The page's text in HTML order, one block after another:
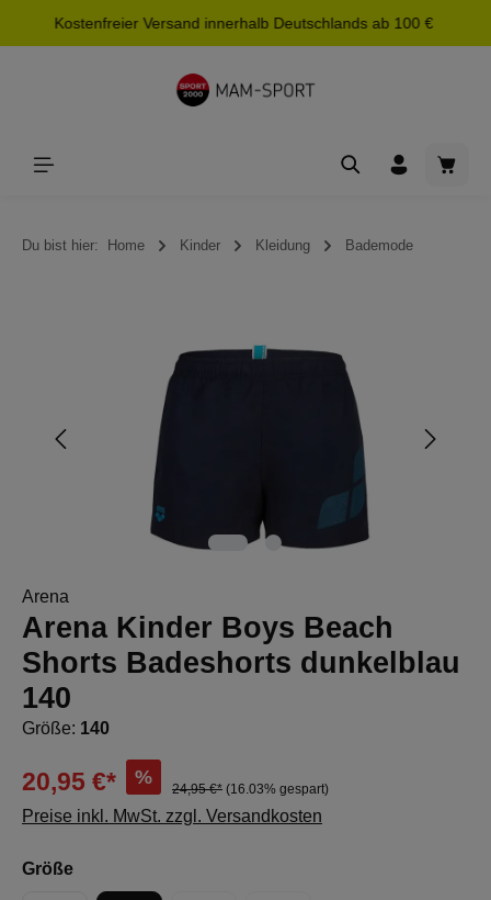
springen
Kostenfreier Versand innerhalb Deutschlands ab 100 €
Du bist hier: Home Kinder Kleidung Bademode
Arena
Arena Kinder Boys Beach
Shorts Badeshorts dunkelblau
140
Größe: 140
20,95 €* %
24,95 €* (16.03% gespart)
Preise inkl. MwSt. zzgl. Versandkosten
Größeauswählen